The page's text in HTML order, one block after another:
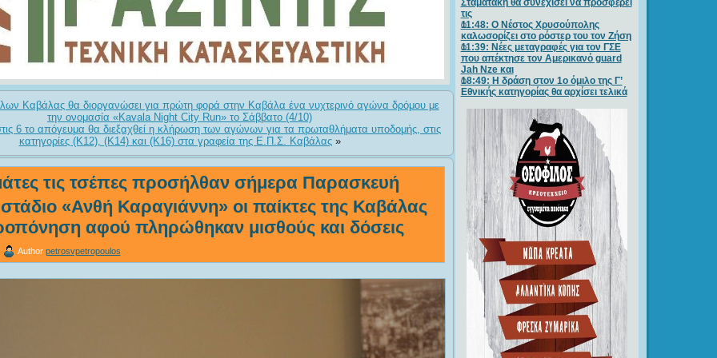
Καβάλας θα διοργανώσει για πρώτη φορά στην Καβάλα ένα νυχτερινό αγώνα δρόμου με
την ονομασία «Kavala Night City Run» το Σάββατο (4/10)
6 το απόγευμα θα διεξαχθεί η κλήρωση των αγώνων για τα πρωταθλήματα υποδομής, στις
κατηγορίες (Κ12), (Κ14) και (Κ16) στα γραφεία της Ε.Π.Σ. Καβάλας»
τις τσέπες προσήλθαν σήμερα Παρασκευή
«Ανθή Καραγιάννη» οι παίκτες της Καβάλας
αφού πληρώθηκαν μισθούς και δόσεις
Author petrosvpetropoulos
Σταματάκη θα συνεχίσει να προσφέρει
τις
11:48: Ο Νέστος Χρυσούπολης
καλωσορίζει στο ρόστερ του τον Ζήση
11:39: Νέες μεταγραφές για τον ΓΣE
που απέκτησε τον Αμερικανό guard
Jah Nze και
18:49: Η δράση στον 1ο όμιλο της Γ’
Εθνικής κατηγορίας θα αρχίσει τελικά